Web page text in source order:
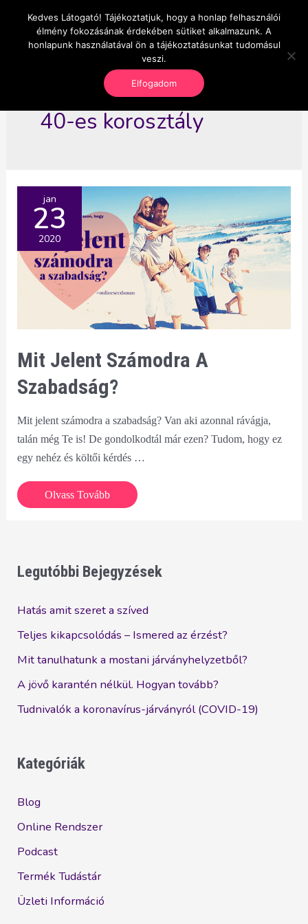
content
OnlineSeedsMan
Üzlet és szabadság
Main
40-es korosztály
jan
23
2020
Mit Jelent Számodra A
Szabadság?
Mit jelent számodra a szabadság? Van aki azonnal rávágja,
talán még Te is! De gondolkodtál már ezen? Tudom, hogy ez
egy nehéz és költői kérdés …
Mit
jelent
szabadság?
Olvass Tovább
Legutóbbi Bejegyzések
Hatás amit szeret a szíved
Teljes kikapcsolódás – Ismered az érzést?
Mit tanulhatunk a mostani járványhelyzetből?
A jövő karantén nélkül. Hogyan tovább?
Tudnivalók a koronavírus-járványról (COVID-19)
Kategóriák
Blog
Online Rendszer
Podcast
Termék Tudástár
Üzleti Információ
Kedves Látogató! Tájékoztatjuk, hogy a honlap felhasználói
élmény fokozásának érdekében sütiket alkalmazunk. A
honlapunk használatával ön a tájékoztatásunkat tudomásul
veszi.
Elfogadom